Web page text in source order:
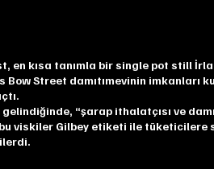
en kısa tanımla bir single pot still
Bow Street damıtımevinin imkanları
gelindiğinde, “şarap ithalatçısı ve
viskiler Gilbey etiketi ile tüketicilere